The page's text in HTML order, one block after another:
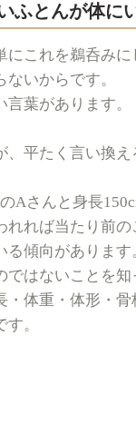
いふとんが体
にこれを鵜呑み
いからです。
葉があります。
、平たく言い換
Aさんと身長
れば当たり前
傾向がありま
はないことを知
体重・体形・
。